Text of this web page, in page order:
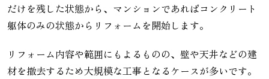
だけを残した状態から、マンションであればコンクリート
躯体のみの状態からリフォームを開始します。
リフォーム内容や範囲にもよるものの、壁や天井などの建
材を撤去するため大規模な工事となるケースが多いです。